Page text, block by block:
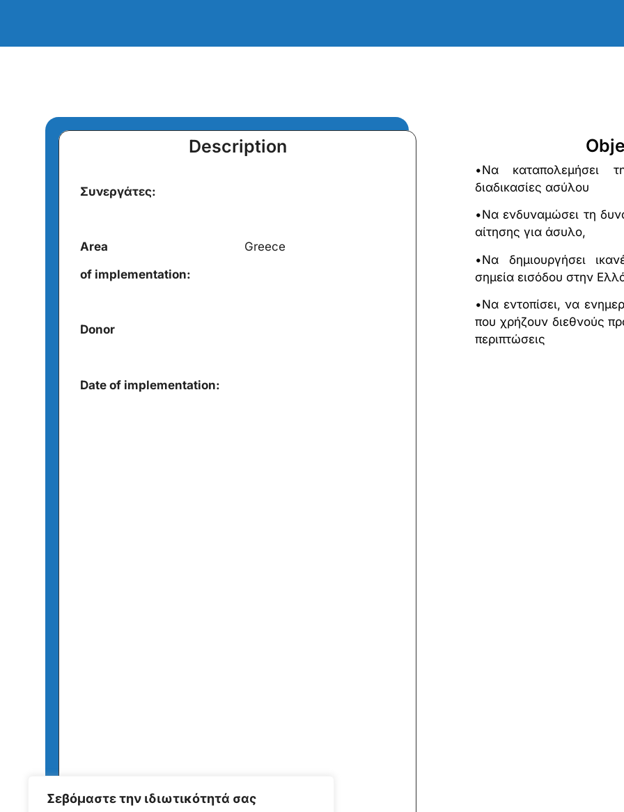
Σεβόμαστε την ιδιωτικότητά σας
Description
Συνεργάτες:
Area
of implementation:
Greece
Donor
Date of implementation:
•Να καταπολεμήσει
διαδικασίες ασύλου
•Να ενδυναμώσει τη
αίτησης για άσυλο,
•Να δημιουργήσει
σημεία εισόδου στην
•Να εντοπίσει, να
που χρήζουν διεθνούς
περιπτώσεις